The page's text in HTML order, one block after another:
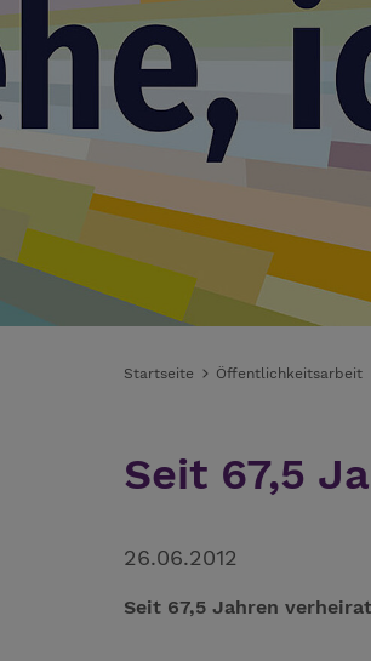
Startseite Öffentlichkeitsarbeit
Seit 67,5
26.06.2012
Seit 67,5 Jahren